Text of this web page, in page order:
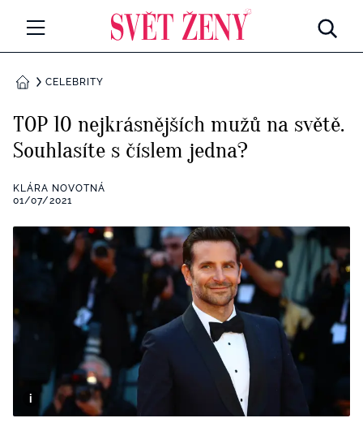
Všechny kategorie
RETROHUBKY
PSYCHOLOGIE
Všechny kategorie
Seberozvoj
ZDRAVÍ
Všechny kategorie
Životní styl
Všechny kategorie
Testy a kvízy
BYDLENÍ
Všechny kategorie
Tvoření
Rady a tipy
SVĚT ŽENY - 599 KČ
DOMŮCELEBRITY
TOP 10 nejkrásnějších mužů na světě.
Souhlasíte s číslem jedna?
KLÁRA NOVOTNÁ
01/07/2021